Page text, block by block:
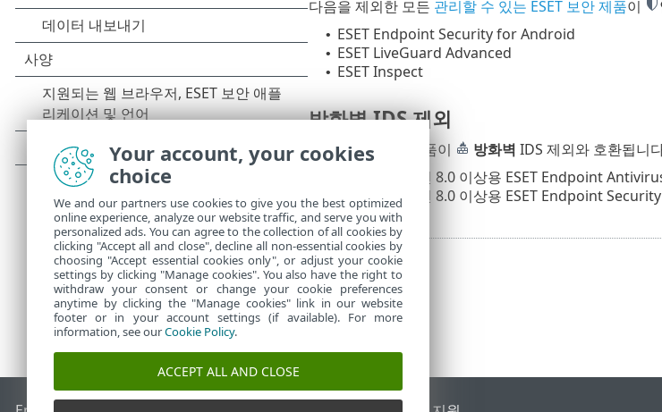
다음을 제외한 모든 관리할 수 있는 ESET 보안 제품이
• ESET Endpoint Security for Android
• ESET LiveGuard Advanced
• ESET Inspect
방화벽 IDS 제외
다음 ESET 보안 제품이 방화벽 IDS 제외와 호환됩니
Windows 버전 8.0 이상용 ESET Endpoint
Windows 버전 8.0 이상용 ESET Endpoint Security
Your account, your cookies
choice
We and our partners use cookies to give you the best optimized
online experience, analyze our website traffic, and serve you with
personalized ads. You can agree to the collection of all cookies by
clicking "Accept all and close", decline all non-essential cookies by
choosing "Accept essential cookies only", or adjust your cookie
settings by clicking "Manage cookies". You also have the right to
withdraw your consent or change your cookie preferences
anytime by clicking the "Manage cookies" link in our website
footer or in your account settings (if available). For more
information, see ourCookie Policy.
ACCEPT ALL AND CLOSE